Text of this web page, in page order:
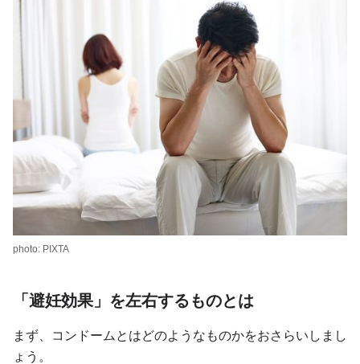
photo: PIXTA
「避妊効果」を左右するものとは
まず、コンドームとはどのようなものかをおさらいしまし
ょう。